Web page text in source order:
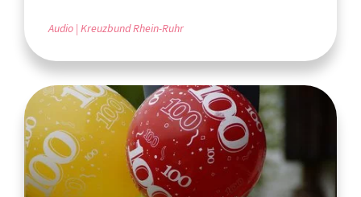
Audio Kreuzbund Rhein-Ruhr